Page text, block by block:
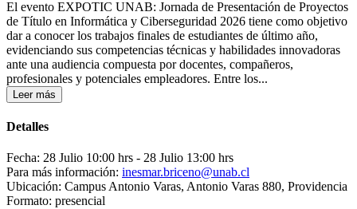
El evento EXPOTIC UNAB: Jornada de Presentación de Proyectos
de Título en Informática y Ciberseguridad 2026 tiene como objetivo
dar a conocer los trabajos finales de estudiantes de último año,
evidenciando sus competencias técnicas y habilidades innovadoras
ante una audiencia compuesta por docentes, compañeros,
profesionales y potenciales empleadores. Entre los...
Leer más
Detalles
Fecha: 28 Julio 10:00 hrs - 28 Julio 13:00 hrs
Para más información: inesmar.briceno@unab.cl
Ubicación: Campus Antonio Varas, Antonio Varas 880, Providencia
Formato: presencial